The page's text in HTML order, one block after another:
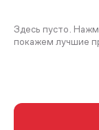
Здесь пусто.
покажем лучшие